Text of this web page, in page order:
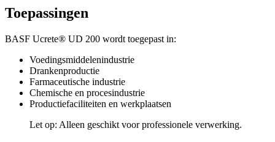
Toepassingen
BASF Ucrete® UD 200 wordt toegepast in:
Voedingsmiddelenindustrie
Drankenproductie
Farmaceutische industrie
Chemische en procesindustrie
Productiefaciliteiten en werkplaatsen
Let op: Alleen geschikt voor professionele verwerking.